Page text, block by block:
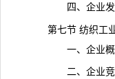
四、企业发展
第七节 纺织工业
一、企业概
二、企业竞争